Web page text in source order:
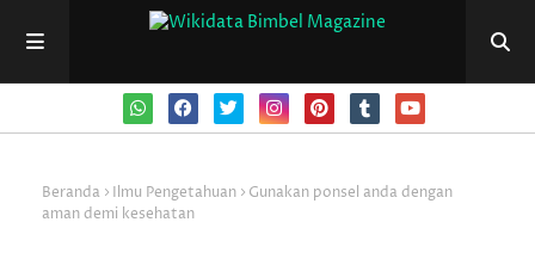
Beranda Ilmu Pengetahuan
Gunakan ponsel anda dengan
aman demi kesehatan